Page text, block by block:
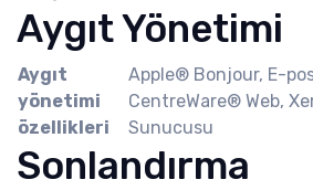
Aygıt Yönetimi
Aygıt
yönetimi
özellikleri
Apple® Bonjour, E-
CentreWare® Web,
Sunucusu
Sonlandırma